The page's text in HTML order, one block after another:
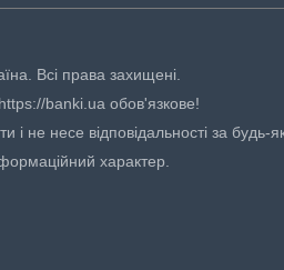
Всі права захищені.
banki.ua обов'язкове!
несе відповідальності за будь-
характер.